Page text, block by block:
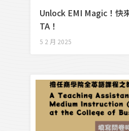
Unlock EMI Magic！快
TA！
5 2 月 2025